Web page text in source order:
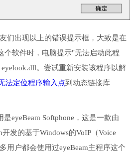
们出现以上的错误提示框，大致是在
个软件时，电脑提示"无法启动此程
。尝试重新安装该程序以解
法定位程序输入点到动态链接库
是eyeBeam Softphone，这是一款由
开发的基于Windows的VoIP（Voice
用户都会使用过eyeBeam主程序这个